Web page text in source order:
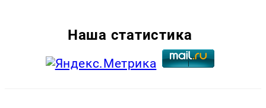
Наша статистика